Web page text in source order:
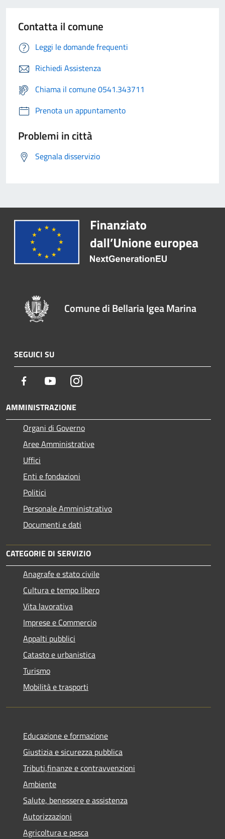
Contatta il comune
Leggi le domande frequenti
Richiedi Assistenza
Chiama il comune 0541.343711
Prenota un appuntamento
Problemi in città
Segnala disservizio
Comune di Bellaria Igea Marina
SEGUICI SU
Facebook YoutubeInstagram
AMMINISTRAZIONE
Organi di Governo
Aree Amministrative
Uffici
Enti e fondazioni
Politici
Personale Amministrativo
Documenti e dati
CATEGORIE DI SERVIZIO
Anagrafe e stato civile
Cultura e tempo libero
Vita lavorativa
Imprese e Commercio
Appalti pubblici
Catasto e urbanistica
Turismo
Mobilità e trasporti
Educazione e formazione
Giustizia e sicurezza pubblica
Tributi,finanze e contravvenzioni
Ambiente
Salute, benessere e assistenza
Autorizzazioni
Agricoltura e pesca